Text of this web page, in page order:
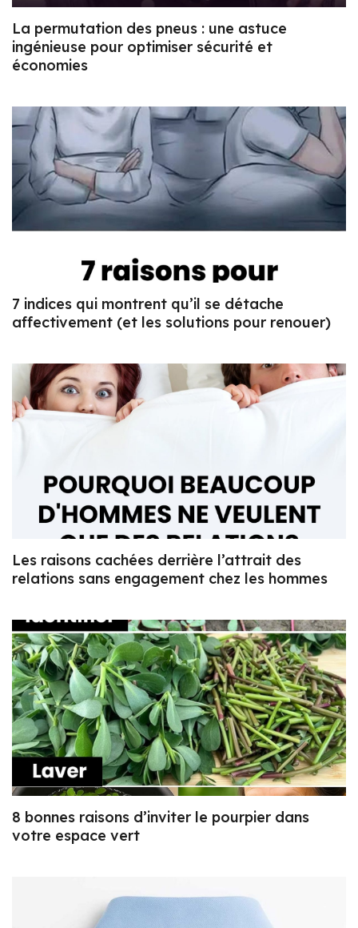
La permutation des pneus : une astuce
ingénieuse pour optimiser sécurité et
économies
7 indices qui montrent qu’il se détache
affectivement (et les solutions pour renouer)
Les raisons cachées derrière l’attrait des
relations sans engagement chez les hommes
8 bonnes raisons d’inviter le pourpier dans
votre espace vert